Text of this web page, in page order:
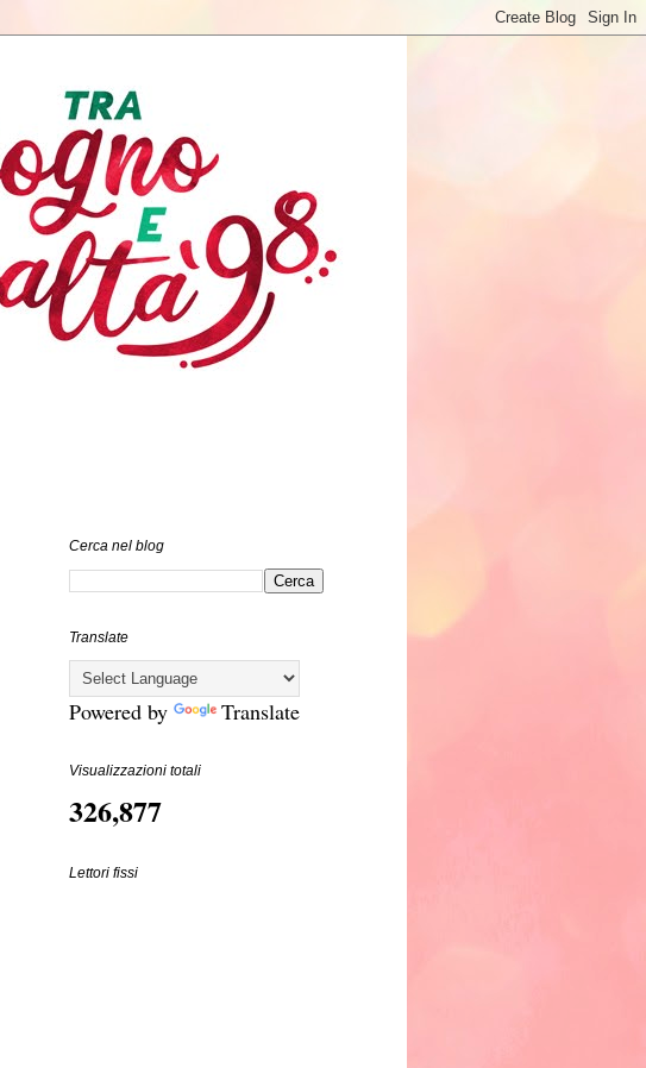
Cerca nel blog
Translate
Powered by Translate
Visualizzazioni totali
326,877
Lettori fissi